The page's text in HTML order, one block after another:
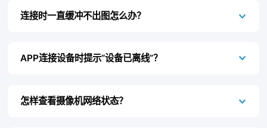
连接时一直缓冲不出图怎么办？
APP连接设备时提示“设备已离线”？
怎样查看摄像机网络状态？